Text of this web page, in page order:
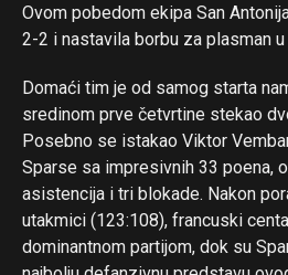
Ovom pobedom ekipa San
2-2 i nastavila borbu za plasman
Domaći tim je od samog starta
sredinom prve četvrtine stekao
Posebno se istakao Viktor
Sparse sa impresivnih 33 poena,
asistencija i tri blokade. Nakon
utakmici (123:108), francuski
dominantnom partijom, dok su